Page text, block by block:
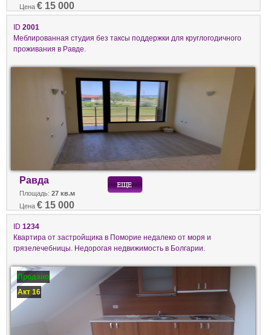
Цена € 15 000
ID 2001
Меблированная студия без таксы поддержки для круглогодичного
проживания в Равде.
Равда
Площадь: 27 кв.м
Цена € 15 000
ID 1234
Квартира от застройщика в Поморие недалеко от моря и
грязелечебницы. Недорогая недвижимость в Болгарии.
Продано
Акт 16